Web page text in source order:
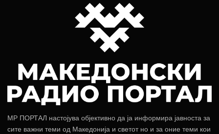
МР ПОРТАЛ настојува објективно да ја информира јавноста за
сите важни теми од Македонија и светот но и за оние теми кои